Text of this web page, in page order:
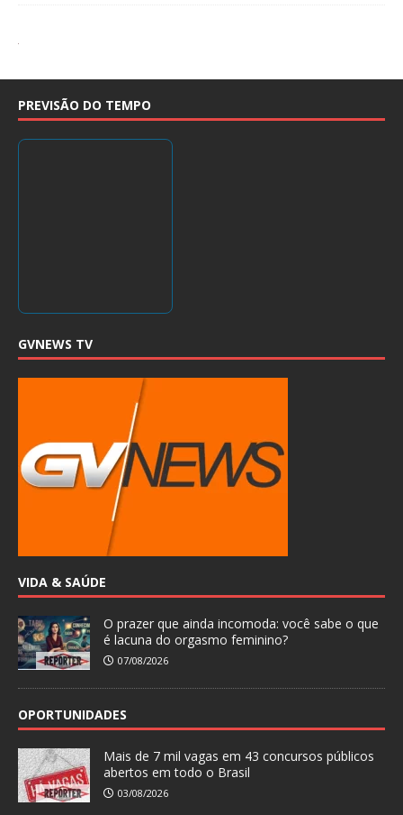
PREVISÃO DO TEMPO
GVNEWS TV
VIDA & SAÚDE
O prazer que ainda incomoda: você sabe o que
é lacuna do orgasmo feminino?
07/08/2026
OPORTUNIDADES
Mais de 7 mil vagas em 43 concursos públicos
abertos em todo o Brasil
03/08/2026